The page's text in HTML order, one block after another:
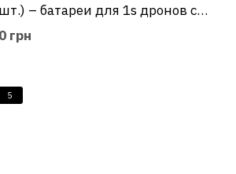
– батареи для 1s дронов с
PH2.0 и С-рейтингом до
грн
5